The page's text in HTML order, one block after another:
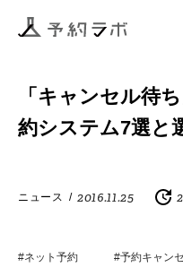
アクティビティ
「キャンセル待
約システム7選と
ニュース / 2016.11.25
#ネット予約 #予約キャン